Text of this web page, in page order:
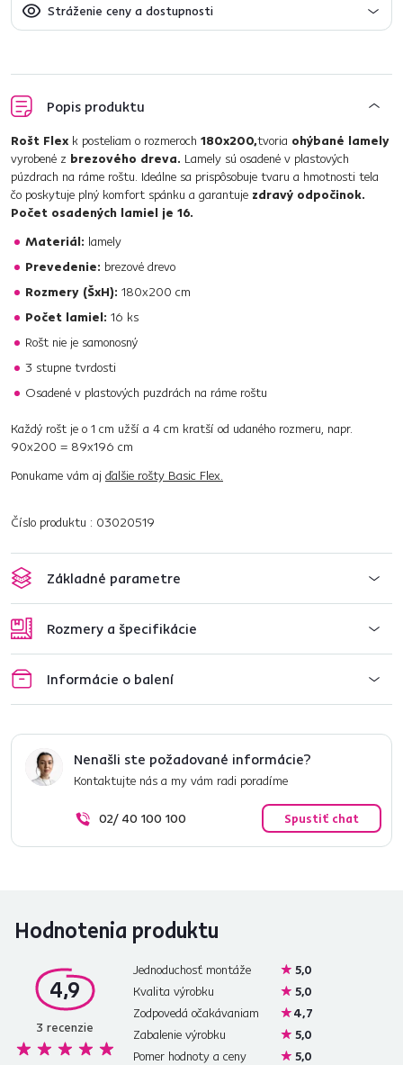
Stráženie ceny a dostupnosti
Popis produktu
Rošt Flex k posteliam o rozmeroch 180x200,tvoria ohýbané lamely
vyrobené z brezového dreva. Lamely sú osadené v plastových
púzdrach na ráme roštu. Ideálne sa prispôsobuje tvaru a hmotnosti tela
čo poskytuje plný komfort spánku a garantuje zdravý odpočinok.
Počet osadených lamiel je 16.
Materiál: lamely
Prevedenie: brezové drevo
Rozmery (ŠxH): 180x200 cm
Počet lamiel: 16 ks
Rošt nie je samonosný
3 stupne tvrdosti
Osadené v plastových puzdrách na ráme roštu
Každý rošt je o 1 cm užší a 4 cm kratší od udaného rozmeru, napr.
90x200 = 89x196 cm
Ponukame vám aj ďalšie rošty Basic Flex.
Číslo produktu : 03020519
Základné parametre
Rozmery a špecifikácie
Informácie o balení
Nenašli ste požadované informácie?
Kontaktujte nás a my vám radi poradíme
02/ 40 100 100 Spustiť chat
Hodnotenia produktu
4,9
3 recenzie
Jednoduchosť montáže
5,0
Kvalita výrobku
5,0
Zodpovedá očakávaniam
4,7
Zabalenie výrobku
5,0
Pomer hodnoty a ceny
5,0